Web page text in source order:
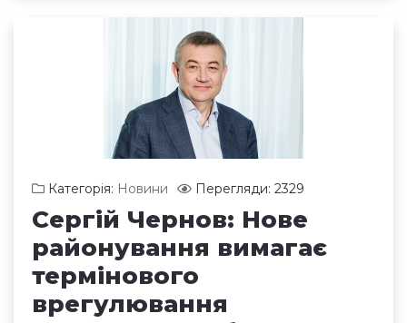
Категорія: Новини Перегляди: 2329
Сергій Чернов: Нове
районування вимагає
термінового
врегулювання